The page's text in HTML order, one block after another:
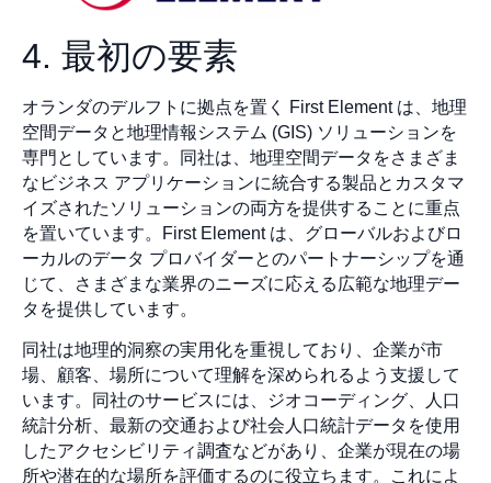
4. 最初の要素
オランダのデルフトに拠点を置く First Element は、地理
空間データと地理情報システム (GIS) ソリューションを
専門としています。同社は、地理空間データをさまざま
なビジネス アプリケーションに統合する製品とカスタマ
イズされたソリューションの両方を提供することに重点
を置いています。First Element は、グローバルおよびロ
ーカルのデータ プロバイダーとのパートナーシップを通
じて、さまざまな業界のニーズに応える広範な地理デー
タを提供しています。
同社は地理的洞察の実用化を重視しており、企業が市
場、顧客、場所について理解を深められるよう支援して
います。同社のサービスには、ジオコーディング、人口
統計分析、最新の交通および社会人口統計データを使用
したアクセシビリティ調査などがあり、企業が現在の場
所や潜在的な場所を評価するのに役立ちます。これによ